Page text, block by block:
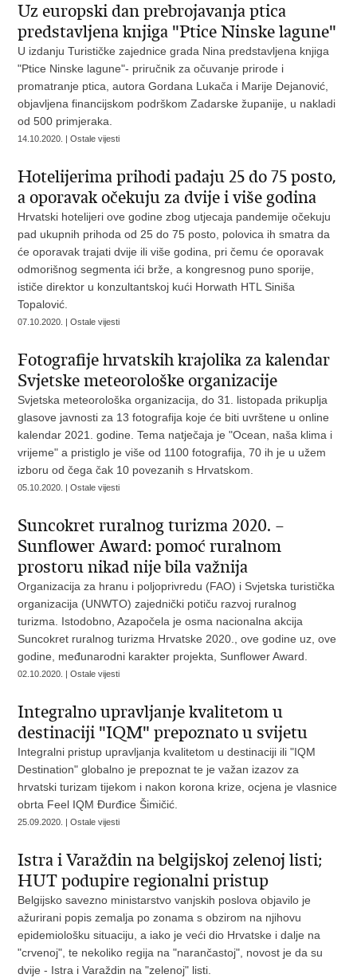
​Uz europski dan prebrojavanja ptica
predstavljena knjiga "Ptice Ninske lagune"
U izdanju Turističke zajednice grada Nina predstavljena knjiga
"Ptice Ninske lagune"- priručnik za očuvanje prirode i
promatranje ptica, autora Gordana Lukača i Marije Dejanović,
objavljena financijskom podrškom Zadarske županije, u nakladi
od 500 primjeraka.
14.10.2020. | Ostale vijesti
​Hotelijerima prihodi padaju 25 do 75 posto,
a oporavak očekuju za dvije i više godina
Hrvatski hotelijeri ove godine zbog utjecaja pandemije očekuju
pad ukupnih prihoda od 25 do 75 posto, polovica ih smatra da
će oporavak trajati dvije ili više godina, pri čemu će oporavak
odmorišnog segmenta ići brže, a kongresnog puno sporije,
ističe direktor u konzultantskoj kući Horwath HTL Siniša
Topalović.
07.10.2020. | Ostale vijesti
Fotografije hrvatskih krajolika za kalendar
Svjetske meteorološke organizacije
Svjetska meteorološka organizacija, do 31. listopada prikuplja
glasove javnosti za 13 fotografija koje će biti uvrštene u online
kalendar 2021. godine. Tema natječaja je "Ocean, naša klima i
vrijeme" a pristiglo je više od 1100 fotografija, 70 ih je u užem
izboru od čega čak 10 povezanih s Hrvatskom.
05.10.2020. | Ostale vijesti
Suncokret ruralnog turizma 2020. –
Sunflower Award: pomoć ruralnom
prostoru nikad nije bila važnija
Organizacija za hranu i poljoprivredu (FAO) i Svjetska turistička
organizacija (UNWTO) zajednički potiču razvoj ruralnog
turizma. Istodobno, Azapočela je osma nacionalna akcija
Suncokret ruralnog turizma Hrvatske 2020., ove godine uz, ove
godine, međunarodni karakter projekta, Sunflower Award.
02.10.2020. | Ostale vijesti
​Integralno upravljanje kvalitetom u
destinaciji "IQM" prepoznato u svijetu
Integralni pristup upravljanja kvalitetom u destinaciji ili "IQM
Destination" globalno je prepoznat te je važan izazov za
hrvatski turizam tijekom i nakon korona krize, ocjena je vlasnice
obrta Feel IQM Đurđice Šimičić.
25.09.2020. | Ostale vijesti
Istra i Varaždin na belgijskoj zelenoj listi;
HUT podupire regionalni pristup
Belgijsko savezno ministarstvo vanjskih poslova objavilo je
ažurirani popis zemalja po zonama s obzirom na njihovu
epidemiološku situaciju, a iako je veći dio Hrvatske i dalje na
"crvenoj", te nekoliko regija na "narančastoj", novost je da su
dvije - Istra i Varaždin na "zelenoj" listi.